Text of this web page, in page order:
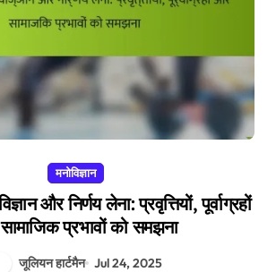
मनोविज्ञान
और निर्णय लेना: प्रवृत्तियों, पूर्वाग्रहों
प्रभावों को समझना
जूलियन हार्टमैन Jul 24, 2025